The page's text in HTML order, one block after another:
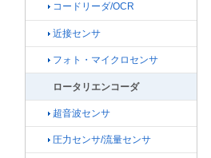
コードリーダ/OCR
近接センサ
フォト・マイクロセンサ
ロータリエンコーダ
超音波センサ
圧力センサ/流量センサ